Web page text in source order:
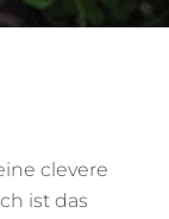
clevere
ist das